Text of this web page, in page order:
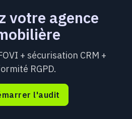
votre agence
+ sécurisation CRM +
RGPD.
l'audit